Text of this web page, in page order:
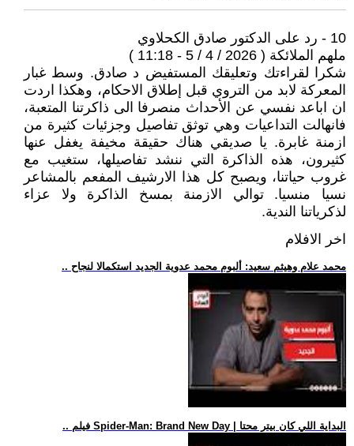
10 - رد على الدكتور صادق الكحلاوي
ملهم الملائكة ( 2026 / 4 / 5 - 11:18 )
شكرا لقراءتك وتعليقك المستفيض د صادق. وسط غبار
المعركة لابد من التروي قبل إطلاق الاحكام، وهكذا اردت
ان اباعد نفسي عن الأحداث منصرفا الى ذاكرتنا المتعبة،
فانهالت التداعيات وهي توثق تفاصيل وجزئيات كثيرة من
ازمنة غابرة. يا صديقي هناك حقيقة مخيفة يغفل عنها
كثيرون، هذه الذاكرة التي ننشد تفاصيلها، ستغيب مع
غروب حياتنا، ويصبح كل هذا الارشيف المفعم بالمشاعر
نسيا منسيا. توالي الازمنة بمسخ الذاكرة ولا عزاء
لذكرياتنا الندية.
اخر الافلام
.. محمد علام وهيثم سعيد: ألبوم محمد عدوية الجديد استكمالا لنجاح
.. فيلم Spider-Man: Brand New Day | البداية اللي كان بيتر محتا